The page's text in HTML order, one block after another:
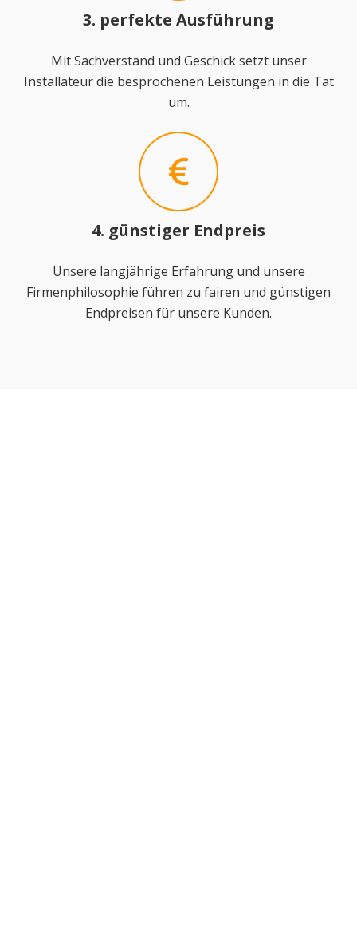
3. perfekte Ausführung
Mit Sachverstand und Geschick setzt unser
Installateur die besprochenen Leistungen in die Tat
um.
4. günstiger Endpreis
Unsere langjährige Erfahrung und unsere
Firmenphilosophie führen zu fairen und günstigen
Endpreisen für unsere Kunden.